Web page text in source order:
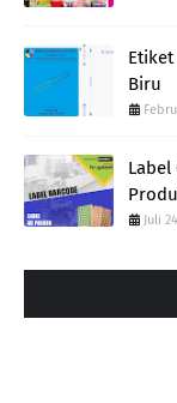
Biru
Label
Juli